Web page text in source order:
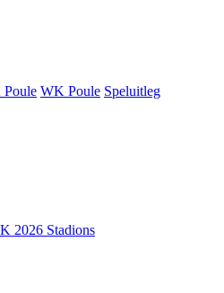
WK Poule Speluitleg
2026 Stadions